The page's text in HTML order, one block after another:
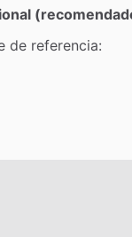
de referencia: